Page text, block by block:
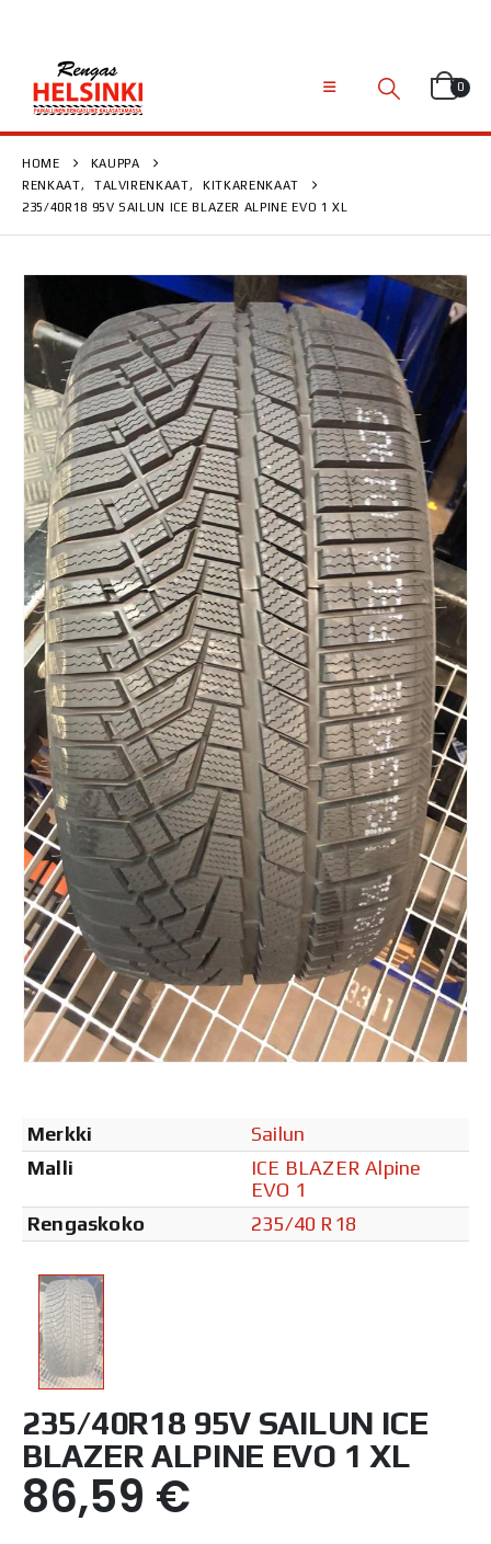
0
HOME
KAUPPA
RENKAAT, TALVIRENKAAT,
KITKARENKAAT
235/40R18 95V SAILUN ICE BLAZER ALPINE EVO 1 XL
Merkki
Sailun
Malli
ICE BLAZER Alpine
EVO 1
Rengaskoko
235/40 R18
235/40R18 95V SAILUN ICE
BLAZER ALPINE EVO 1 XL
86,59 €